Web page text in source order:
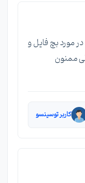
مورد بچ فایل و
ممنون
کاربر توسینسو